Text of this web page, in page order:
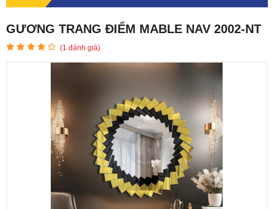
GƯƠNG TRANG ĐIỂM MABLE NAV 2002-NT
(1 đánh giá)